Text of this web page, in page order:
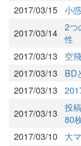
2017/03/15 小
2017/03/14 2つ
性
2017/03/13
空
2017/03/13
BD
2017/03/13
2017/03/13 投
80
2017/03/10
大